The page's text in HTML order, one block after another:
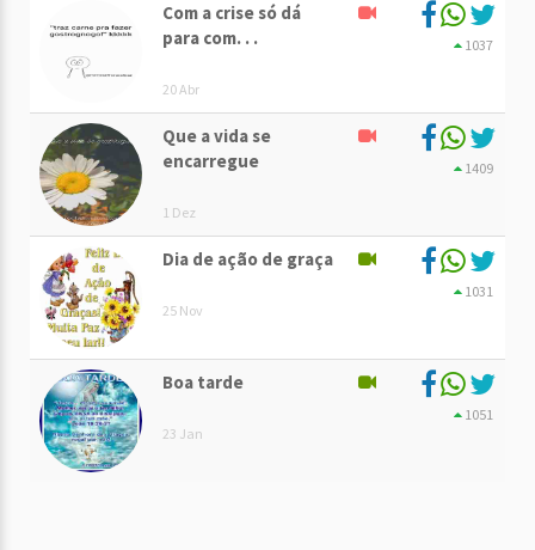
Com a crise só dá
para com. . .
20 Abr
1037
Que a vida se
encarregue
1 Dez
1409
Dia de ação de graça
25 Nov
1031
Boa tarde
23 Jan
1051